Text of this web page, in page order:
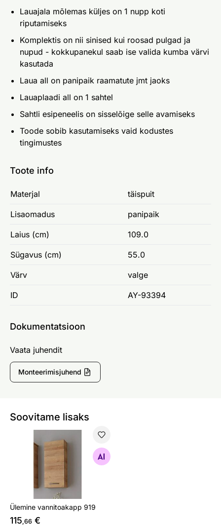
Lauajala mõlemas küljes on 1 nupp koti
riputamiseks
Komplektis on nii sinised kui roosad pulgad ja
nupud - kokkupanekul saab ise valida kumba värvi
kasutada
Laua all on panipaik raamatute jmt jaoks
Lauaplaadi all on 1 sahtel
Sahtli esipeneelis on sisselõige selle avamiseks
Toode sobib kasutamiseks vaid kodustes
tingimustes
Toote info
Materjal täispuit
Lisaomadus panipaik
Laius (cm) 109.0
Sügavus (cm) 55.0
Värv valge
ID AY-93394
Dokumentatsioon
Vaata juhendit
Monteerimisjuhend
Soovitame lisaks
Ülemine vannitoakapp 919
Otsi sarnaseid
Ülemine vannitoakapp 919
115,66 €